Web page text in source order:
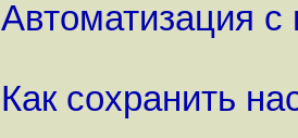
Автоматизация с
Как сохранить